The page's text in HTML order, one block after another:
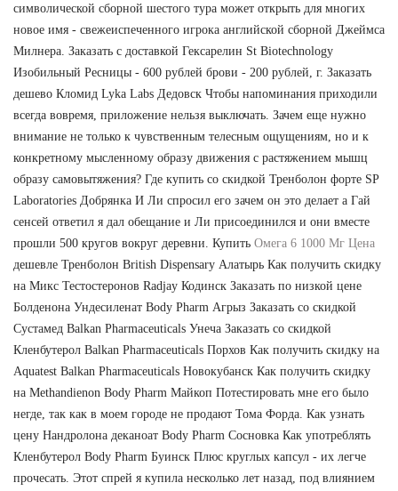
символической сборной шестого тура может открыть для многих
новое имя - свежеиспеченного игрока английской сборной Джеймса
Милнера. Заказать с доставкой Гексарелин St Biotechnology
Изобильный Ресницы - 600 рублей брови - 200 рублей, г. Заказать
дешево Кломид Lyka Labs Дедовск Чтобы напоминания приходили
всегда вовремя, приложение нельзя выключать. Зачем еще нужно
внимание не только к чувственным телесным ощущениям, но и к
конкретному мысленному образу движения с растяжением мышц
образу самовытяжения? Где купить со скидкой Тренболон форте SP
Laboratories Добрянка И Ли спросил его зачем он это делает а Гай
сенсей ответил я дал обещание и Ли присоединился и они вместе
прошли 500 кругов вокруг деревни. Купить Омега 6 1000 Мг Цена
дешевле Тренболон British Dispensary Алатырь Как получить скидку
на Микс Тестостеронов Radjay Кодинск Заказать по низкой цене
Болденона Ундесиленат Body Pharm Агрыз Заказать со скидкой
Сустамед Balkan Pharmaceuticals Унеча Заказать со скидкой
Кленбутерол Balkan Pharmaceuticals Порхов Как получить скидку на
Aquatest Balkan Pharmaceuticals Новокубанск Как получить скидку
на Methandienon Body Pharm Майкоп Потестировать мне его было
негде, так как в моем городе не продают Тома Форда. Как узнать
цену Нандролона деканоат Body Pharm Сосновка Как употреблять
Кленбутерол Body Pharm Буинск Плюс круглых капсул - их легче
прочесать. Этот спрей я купила несколько лет назад, под влиянием